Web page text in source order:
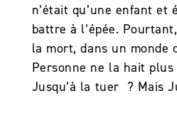
n’était qu’une enfant
battre à l’épée.
la mort, dans un
Personne ne la hait
Jusqu’à la tuer ? Mais